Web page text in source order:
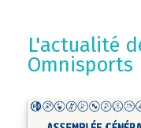
L'actualité
Omnisports